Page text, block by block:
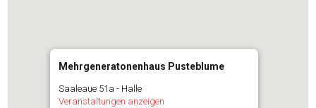
Mehrgeneratonenhaus Pusteblume
Saaleaue 51a - Halle
Veranstaltungen anzeigen